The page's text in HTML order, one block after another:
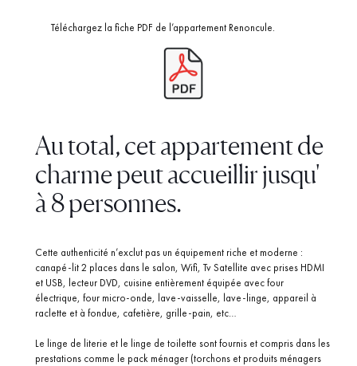
Téléchargez la fiche PDF de l’appartement Renoncule.
Au total, cet appartement de
charme peut accueillir jusqu'
à 8 personnes.
Cette authenticité n’exclut pas un équipement riche et moderne :
canapé-lit 2 places dans le salon, Wifi, Tv Satellite avec prises HDMI
et USB, lecteur DVD, cuisine entièrement équipée avec four
électrique, four micro-onde, lave-vaisselle, lave-linge, appareil à
raclette et à fondue, cafetière, grille-pain, etc…
Le linge de literie et le linge de toilette sont fournis et compris dans les
prestations comme le pack ménager (torchons et produits ménagers